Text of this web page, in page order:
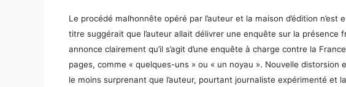
Le procédé malhonnête opéré par l’auteur et la maison d’édition n’est
titre suggérait que l’auteur allait délivrer une enquête sur la présence
annonce clairement qu’il s’agit d’une enquête à charge contre la
pages, comme « quelques-uns » ou « un noyau ». Nouvelle
le moins surprenant que l’auteur, pourtant journaliste expérimenté et